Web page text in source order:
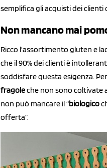
semplifica gli acquisti dei
Non mancano mai
Ricco l'assortimento gluten e
che il 90% dei clienti è
soddisfare questa esigenza.
fragoleche non sono coltivate
non può mancare il “biologico
offerta”.